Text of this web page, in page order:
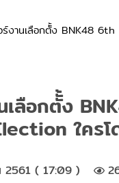
ร์งานเลือกตัั้ง BNK48
เลือกตัั้ง
ใครโ
2561 ( 17:09 )